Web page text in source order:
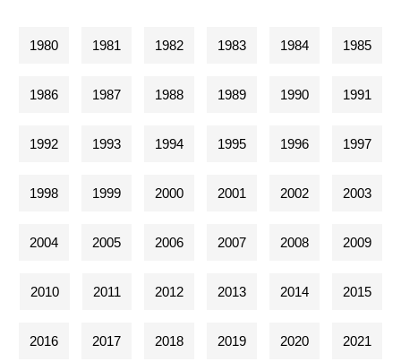
1980 1981 1982 1983 1984 1985
1986 1987 1988 1989 1990 1991
1992 1993 1994 1995 1996 1997
1998 1999 2000 2001 2002 2003
2004 2005 2006 2007 2008 2009
2010 2011 2012 2013 2014 2015
2016 2017 2018 2019 2020 2021